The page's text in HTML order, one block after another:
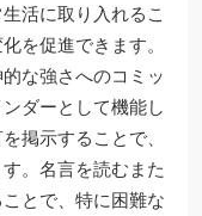
活に取り入れるこ
を促進できます。
な強さへのコミッ
ダーとして機能し
掲示することで、
。名言を読むまた
とで、特に困難な